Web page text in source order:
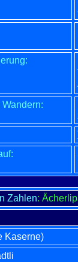
Zahlen:
Kaserne)